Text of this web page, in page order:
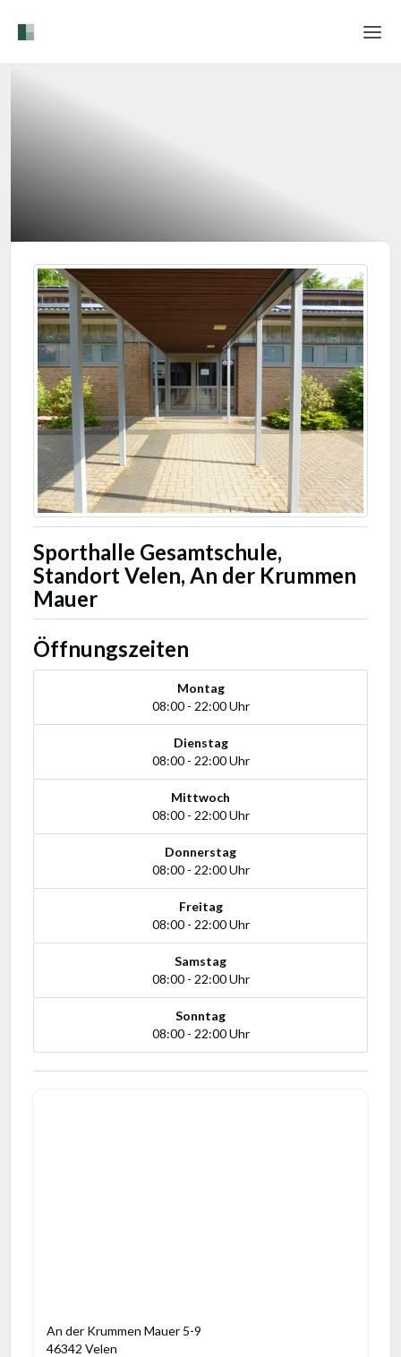
Sporthalle Gesamtschule,
Standort Velen, An der Krummen
Mauer
Öffnungszeiten
Montag
08:00 - 22:00 Uhr
Dienstag
08:00 - 22:00 Uhr
Mittwoch
08:00 - 22:00 Uhr
Donnerstag
08:00 - 22:00 Uhr
Freitag
08:00 - 22:00 Uhr
Samstag
08:00 - 22:00 Uhr
Sonntag
08:00 - 22:00 Uhr
An der Krummen Mauer 5-9
46342 Velen